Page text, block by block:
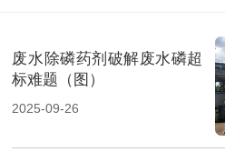
废水除磷药剂破解废水磷超
标难题（图）
2025-09-26